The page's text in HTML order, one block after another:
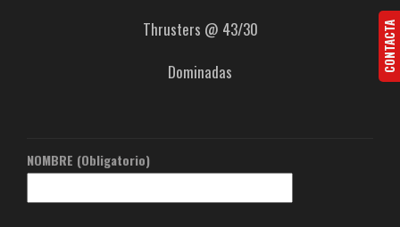
Thrusters @ 43/30
Dominadas
NOMBRE (Obligatorio)
CONTACTA